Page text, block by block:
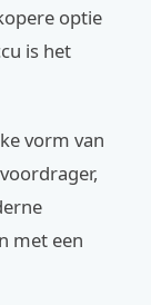
optie
is het
vorm van
met een